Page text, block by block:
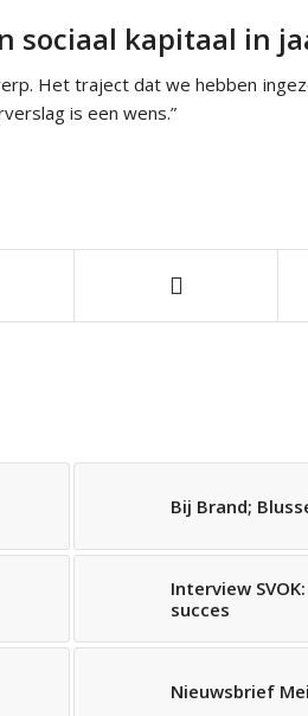
sociaal kapitaal in
Het traject dat we hebben
is een wens.”
Bij Brand;
Interview
succes
Nieuwsbrief